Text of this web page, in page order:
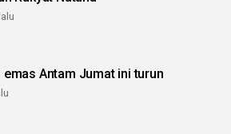
emas Antam Jumat ini turun